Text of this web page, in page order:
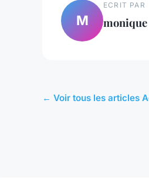
M
ECRIT PAR
monique
← Voir tous les articles